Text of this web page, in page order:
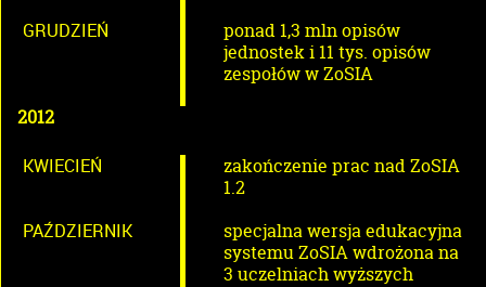
GRUDZIEŃ
ponad 1,3 mln opisów
jednostek i 11 tys. opisów
zespołów w ZoSIA
2012
KWIECIEŃ
zakończenie prac nad ZoSIA
1.2
PAŹDZIERNIK
specjalna wersja edukacyjna
systemu ZoSIA wdrożona na
3 uczelniach wyższych